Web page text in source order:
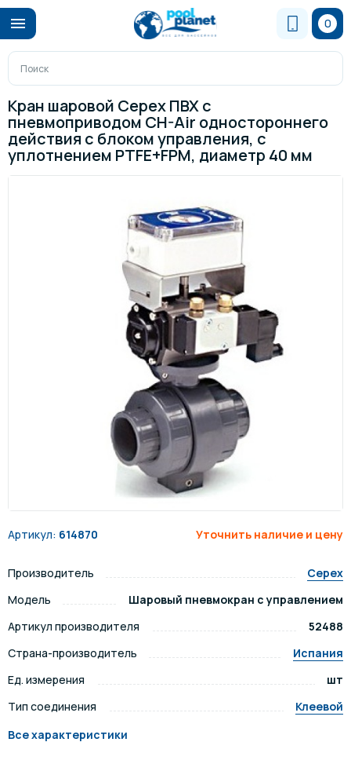
0
Кран шаровой Cepex ПВХ с
пневмоприводом CH-Air одностороннего
действия с блоком управления, с
уплотнением PTFE+FPM, диаметр 40 мм
Артикул: 614870 Уточнить наличие и цену
Производитель
Cepex
Модель
Шаровый пневмокран с управлением
Артикул производителя
52488
Страна-производитель
Испания
Ед. измерения
шт
Тип соединения
Клеевой
Все характеристики